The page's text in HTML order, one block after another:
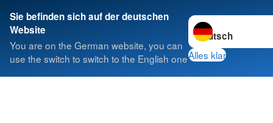
Sie befinden sich auf der deutschen
Website
You are on the German website, you can
use the switch to switch to the English one
Sprache wechseln
Alles klar